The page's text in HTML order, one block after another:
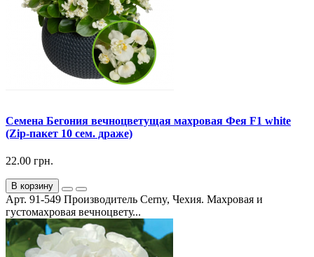
Семена Бегония вечноцветущая махровая Фея F1 white
(Zip-пакет 10 сем. драже)
22.00 грн.
В корзину
Арт. 91-549 Производитель Cerny, Чехия. Махровая и
густомахровая вечноцвету...